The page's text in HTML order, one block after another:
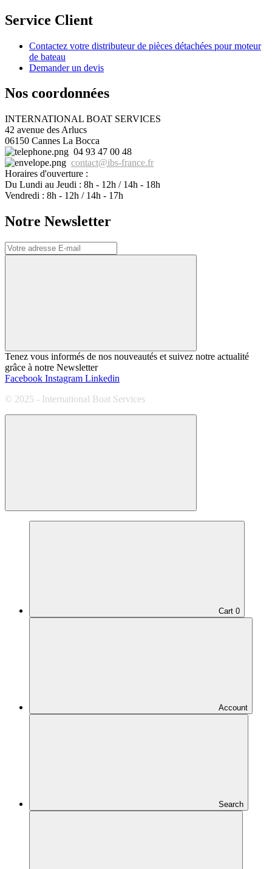
Service Client
Contactez votre distributeur de pièces détachées pour moteur
de bateau
Demander un devis
Nos coordonnées
INTERNATIONAL BOAT SERVICES
42 avenue des Arlucs
06150 Cannes La Bocca
04 93 47 00 48
contact@ibs-france.fr
Horaires d'ouverture :
Du Lundi au Jeudi : 8h - 12h / 14h - 18h
Vendredi : 8h - 12h / 14h - 17h
Notre Newsletter
Tenez vous informés de nos nouveautés et suivez notre actualité
grâce à notre Newsletter
Facebook Instagram Linkedin
© 2025 - International Boat Services
Cart 0
Account
Search